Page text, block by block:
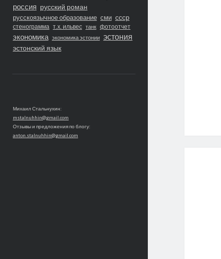
россия русский роман
русскоязычное образование сми ссср
стенограмма т.х. ильвес танк фотоотчет
экономика экономика эстонии эстония
эстонский язык
Михаил Стальнухин:
mstalnuhhin@gmail.com
Отзывы и предложения по блогу:
anton.stalnuhhin@gmail.com